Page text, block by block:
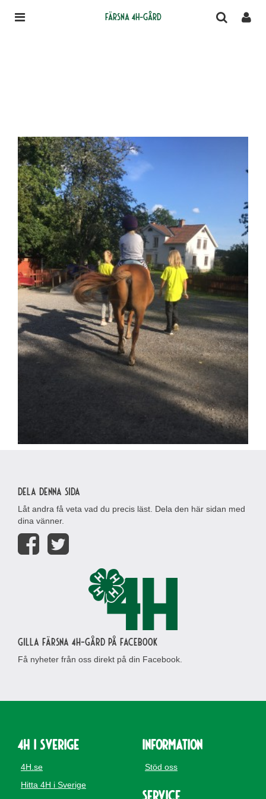
Färsna 4H-gård
Dela denna sida
Låt andra få veta vad du precis läst. Dela den här sidan med
dina vänner.
Gilla Färsna 4H-gård på Facebook
Få nyheter från oss direkt på din Facebook.
4H i Sverige
4H.se
Hitta 4H i Sverige
Information
Stöd oss
Service